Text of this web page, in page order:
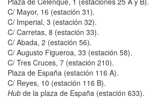
C/ Mayor, 16 (estación 31).
C/ Imperial, 3 (estación 32).
C/ Carretas, 8 (estación 33).
C/ Abada, 2 (estación 56).
C/ Augusto Figueroa, 33 (estación 58).
C/ Tres Cruces, 7 (estación 210).
Plaza de España (estación 116 A).
C/ Reyes, 10 (estación 116 B).
Hub de la plaza de España (estación 633).